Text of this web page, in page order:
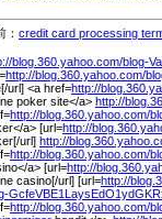
： credit card processing
blog.360.yahoo.com/blog-
http://blog.360.yahoo.com/
url] <a href=http://
poker site</a> http://
http://blog.360.yahoo.com/
a> [url=http://
url] http://
http://blog.360.yahoo.com/
a> [url=http://
casino[/url] [url=http://
http://blog.360.yahoo.com/